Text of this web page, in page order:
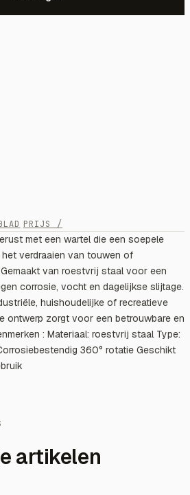
PRIJS /
met een wartel die een soepele
verdraaien van touwen of
van roestvrij staal voor een
corrosie, vocht en dagelijkse slijtage.
huishoudelijke of recreatieve
ontwerp zorgt voor een betrouwbare en
: Materiaal: roestvrij staal Type:
360° rotatie Geschikt
artikelen